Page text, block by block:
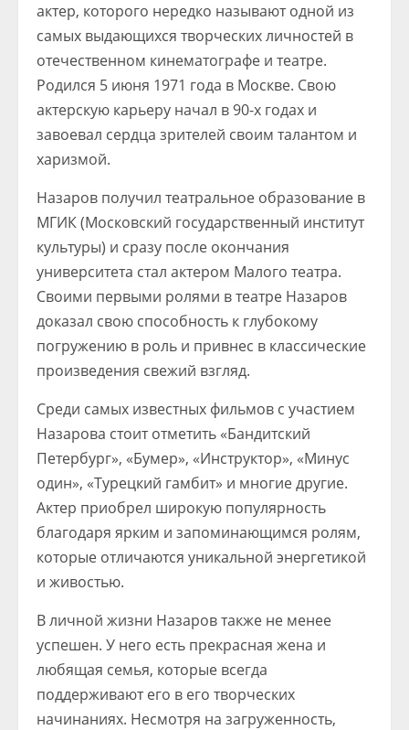
актер, которого нередко называют одной из
самых выдающихся творческих личностей в
отечественном кинематографе и театре.
Родился 5 июня 1971 года в Москве. Свою
актерскую карьеру начал в 90-х годах и
завоевал сердца зрителей своим талантом и
харизмой.
Назаров получил театральное образование в
МГИК (Московский государственный институт
культуры) и сразу после окончания
университета стал актером Малого театра.
Своими первыми ролями в театре Назаров
доказал свою способность к глубокому
погружению в роль и привнес в классические
произведения свежий взгляд.
Среди самых известных фильмов с участием
Назарова стоит отметить «Бандитский
Петербург», «Бумер», «Инструктор», «Минус
один», «Турецкий гамбит» и многие другие.
Актер приобрел широкую популярность
благодаря ярким и запоминающимся ролям,
которые отличаются уникальной энергетикой
и живостью.
В личной жизни Назаров также не менее
успешен. У него есть прекрасная жена и
любящая семья, которые всегда
поддерживают его в его творческих
начинаниях. Несмотря на загруженность,